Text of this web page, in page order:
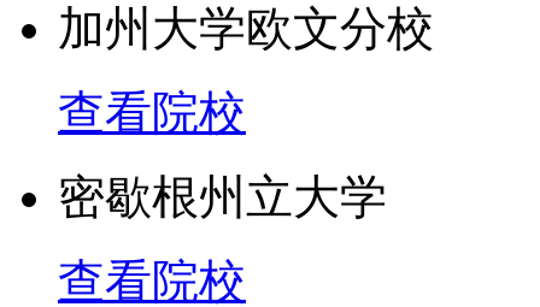
加州大学欧文分校
查看院校
密歇根州立大学
查看院校